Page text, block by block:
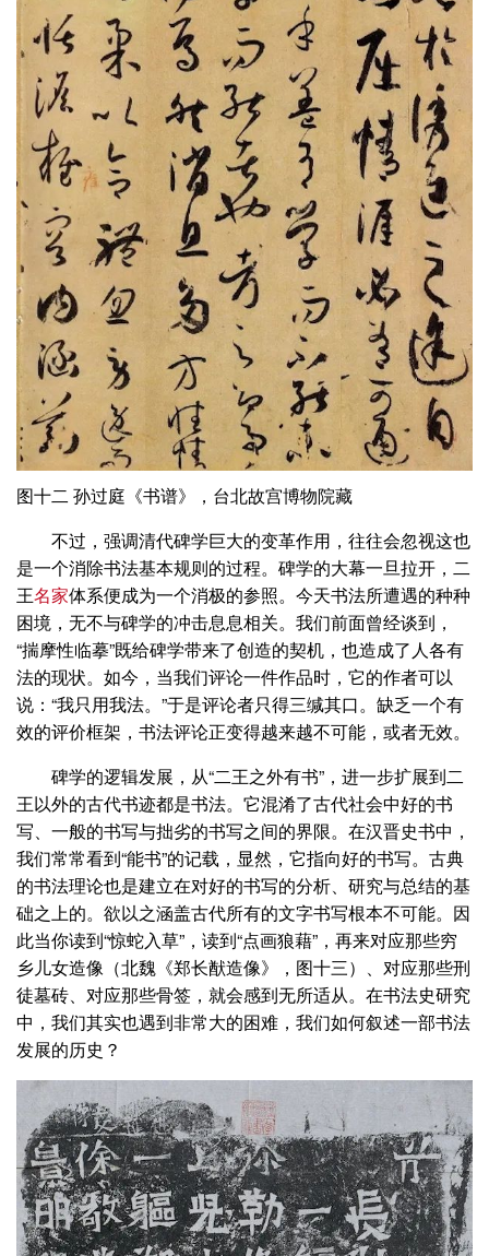
图十二 孙过庭《书谱》，台北故宫博物院藏
不过，强调清代碑学巨大的变革作用，往往会忽视这也
是一个消除书法基本规则的过程。碑学的大幕一旦拉开，二
王名家体系便成为一个消极的参照。今天书法所遭遇的种种
困境，无不与碑学的冲击息息相关。我们前面曾经谈到，
“揣摩性临摹”既给碑学带来了创造的契机，也造成了人各有
法的现状。如今，当我们评论一件作品时，它的作者可以
说：“我只用我法。”于是评论者只得三缄其口。缺乏一个有
效的评价框架，书法评论正变得越来越不可能，或者无效。
碑学的逻辑发展，从“二王之外有书”，进一步扩展到二
王以外的古代书迹都是书法。它混淆了古代社会中好的书
写、一般的书写与拙劣的书写之间的界限。在汉晋史书中，
我们常常看到“能书”的记载，显然，它指向好的书写。古典
的书法理论也是建立在对好的书写的分析、研究与总结的基
础之上的。欲以之涵盖古代所有的文字书写根本不可能。因
此当你读到“惊蛇入草”，读到“点画狼藉”，再来对应那些穷
乡儿女造像（北魏《郑长猷造像》，图十三）、对应那些刑
徒墓砖、对应那些骨签，就会感到无所适从。在书法史研究
中，我们其实也遇到非常大的困难，我们如何叙述一部书法
发展的历史？